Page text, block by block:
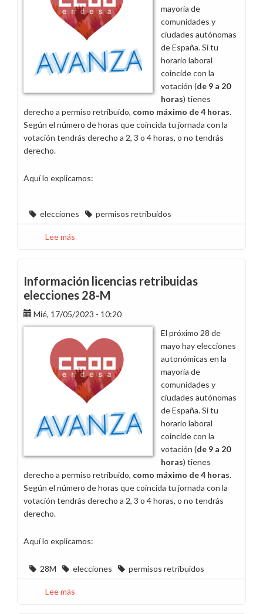
(Sevilla)
el
25
mayo
mayoría de
comunidades y
ciudades autónomas
de España. Si tu
horario laboral
coincide con la
votación (de 9 a 20
horas) tienes
derecho a permiso retribuido, como máximo de 4 horas.
Según el número de horas que coincida tu jornada con la
votación tendrás derecho a 2, 3 o 4 horas, o no tendrás
derecho.
Aquí lo explicamos:
elecciones permisos retribuidos
Lee más
retribuidas
elecciones
28-
M
Información licencias retribuidas
elecciones 28-M
Mié, 17/05/2023 - 10:20
El próximo 28 de
mayo hay elecciones
autonómicas en la
mayoría de
comunidades y
ciudades autónomas
de España. Si tu
horario laboral
coincide con la
votación (de 9 a 20
horas) tienes
derecho a permiso retribuido, como máximo de 4 horas.
Según el número de horas que coincida tu jornada con la
votación tendrás derecho a 2, 3 o 4 horas, o no tendrás
derecho.
Aquí lo explicamos:
28M elecciones permisos retribuidos
Lee más